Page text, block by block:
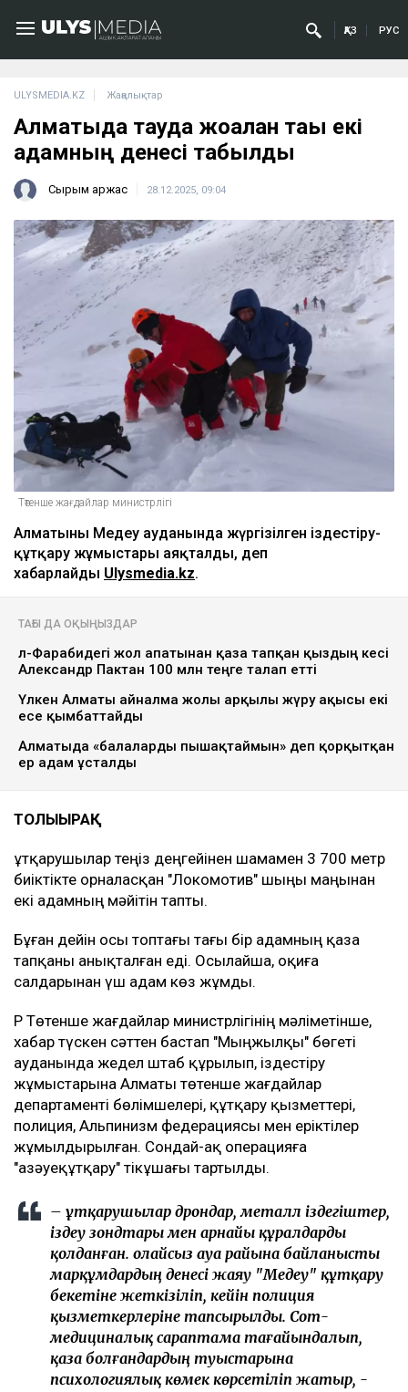
ҚАЗ РУС
ULYSMEDIA.KZ Жаңалықтар
Алматыда тауда жоғалған тағы екі
адамның денесі табылды
Сырым Қаржас 28.12.2025, 09:04
Төтенше жағдайлар министрлігі
Алматының Медеу ауданында жүргізілген іздестіру-
құтқару жұмыстары аяқталды, деп
хабарлайды Ulysmedia.kz.
ТАҒЫ ДА ОҚЫҢЫЗДАР
әл-Фарабидегі жол апатынан қаза тапқан қыздың әкесі
Александр Пактан 100 млн теңге талап етті
Үлкен Алматы айналма жолы арқылы жүру ақысы екі
есе қымбаттайды
Алматыда «балаларды пышақтаймын» деп қорқытқан
ер адам ұсталды
ТОЛЫҒЫРАҚ
Құтқарушылар теңіз деңгейінен шамамен 3 700 метр
биіктікте орналасқан "Локомотив" шыңы маңынан
екі адамның мәйітін тапты.
Бұған дейін осы топтағы тағы бір адамның қаза
тапқаны анықталған еді. Осылайша, оқиға
салдарынан үш адам көз жұмды.
ҚР Төтенше жағдайлар министрлігінің мәліметінше,
хабар түскен сәттен бастап "Мыңжылқы" бөгеті
ауданында жедел штаб құрылып, іздестіру
жұмыстарына Алматы төтенше жағдайлар
департаменті бөлімшелері, құтқару қызметтері,
полиция, Альпинизм федерациясы мен еріктілер
жұмылдырылған. Сондай-ақ операцияға
"Қазәуеқұтқару" тікұшағы тартылды.
– Құтқарушылар дрондар, металл іздегіштер,
іздеу зондтары мен арнайы құралдарды
қолданған. Қолайсыз ауа райына байланысты
марқұмдардың денеcі жаяу "Медеу" құтқару
бекетіне жеткізіліп, кейін полиция
қызметкерлеріне тапсырылды. Сот-
медициналық сараптама тағайындалып,
қаза болғандардың туыстарына
психологиялық көмек көрсетіліп жатыр, -